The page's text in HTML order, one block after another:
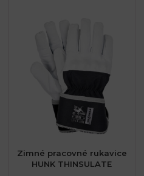
Zimné pracovné rukavice
HUNK THINSULATE